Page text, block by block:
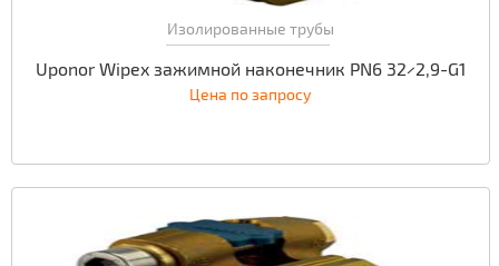
Изолированные трубы
Uponor Wipex зажимной наконечник PN6 32×2,9-G1
Цена по запросу